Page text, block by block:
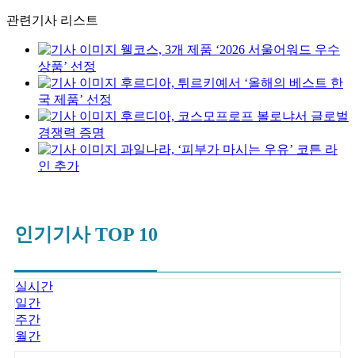
관련기사 리스트
웰코스, 3개 제품 ‘2026 서울어워드 우수
상품’ 선정
후르디아, 튀르키예서 ‘올해의 베스트 한
국 제품’ 선정
후르디아, 코스모프로프 볼로냐서 글로벌
경쟁력 증명
과일나라, ‘피부가 마시는 우유’ 코튼 라
인 추가
인기기사 TOP 10
실시간
일간
주간
월간